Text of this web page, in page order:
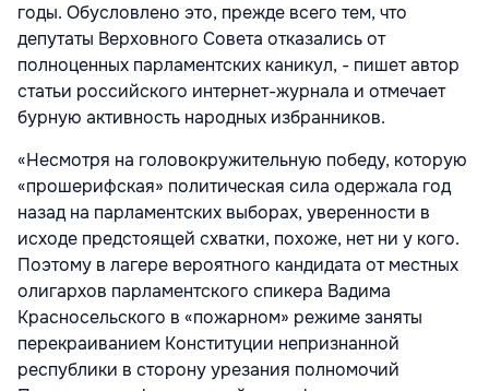
годы. Обусловлено это, прежде всего тем, что
депутаты Верховного Совета отказались от
полноценных парламентских каникул, - пишет автор
статьи российского интернет-журнала и отмечает
бурную активность народных избранников.
«Несмотря на головокружительную победу, которую
«прошерифская» политическая сила одержала год
назад на парламентских выборах, уверенности в
исходе предстоящей схватки, похоже, нет ни у кого.
Поэтому в лагере вероятного кандидата от местных
олигархов парламентского спикера Вадима
Красносельского в «пожарном» режиме заняты
перекраиванием Конституции непризнанной
республики в сторону урезания полномочий